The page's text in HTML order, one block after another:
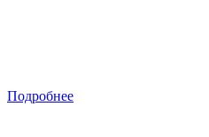
Подробнее